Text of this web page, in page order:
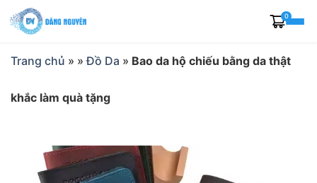
Skip
to
0
Trang chủ » »Đồ Da » Bao da hộ chiếu bằng da thật
khắc làm quà tặng